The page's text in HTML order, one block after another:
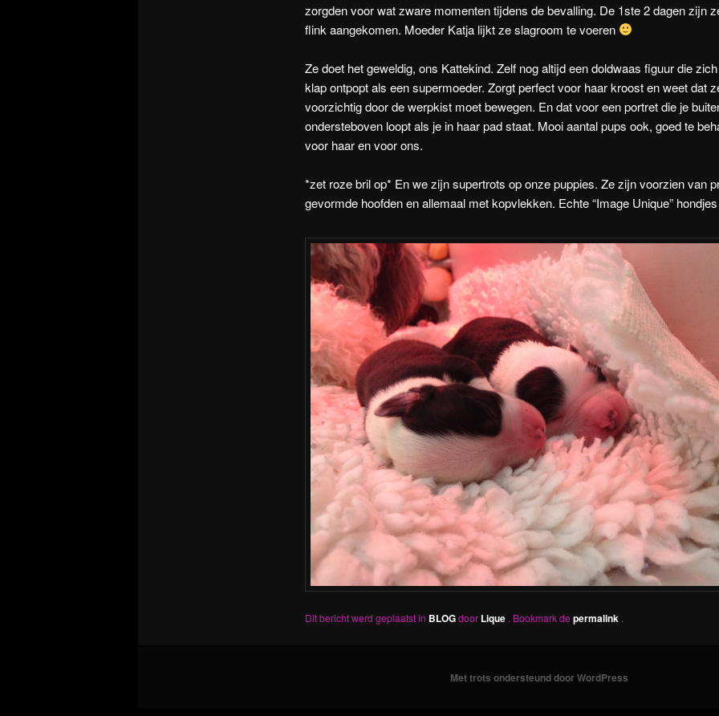
zorgden voor wat zware momenten tijdens de bevalling. De 1ste 2 dagen zijn
flink aangekomen. Moeder Katja lijkt ze slagroom te voeren
Ze doet het geweldig, ons Kattekind. Zelf nog altijd een doldwaas figuur die
klap ontpopt als een supermoeder. Zorgt perfect voor haar kroost en weet dat
voorzichtig door de werpkist moet bewegen. En dat voor een portret die je
ondersteboven loopt als je in haar pad staat. Mooi aantal pups ook, goed te
voor haar en voor ons.
*zet roze bril op* En we zijn supertrots op onze puppies. Ze zijn voorzien van
gevormde hoofden en allemaal met kopvlekken. Echte “Image Unique”
Dit bericht werd geplaatst in BLOGdoor Lique . Bookmark de permalink .
Met trots ondersteund door WordPress